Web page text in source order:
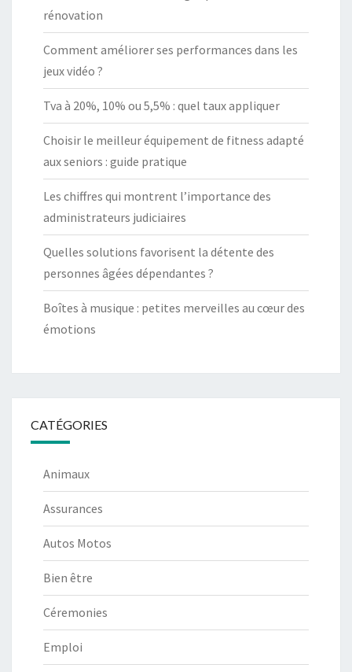
rénovation
Comment améliorer ses performances dans les
jeux vidéo ?
Tva à 20%, 10% ou 5,5% : quel taux appliquer
Choisir le meilleur équipement de fitness adapté
aux seniors : guide pratique
Les chiffres qui montrent l’importance des
administrateurs judiciaires
Quelles solutions favorisent la détente des
personnes âgées dépendantes ?
Boîtes à musique : petites merveilles au cœur des
émotions
CATÉGORIES
Animaux
Assurances
Autos Motos
Bien être
Céremonies
Emploi